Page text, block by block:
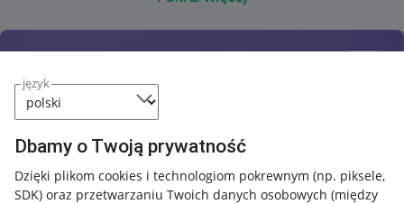
język
Dbamy o Twoją prywatność
Dzięki plikom cookies i technologiom pokrewnym (np. piksele,
SDK) oraz przetwarzaniu Twoich danych osobowych (między